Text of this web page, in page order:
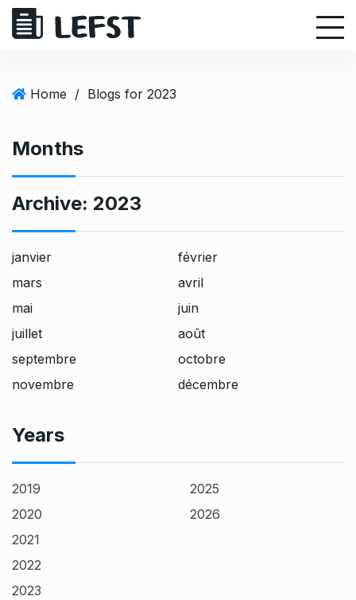
Home / Blogs for 2023
Months
Archive: 2023
janvier
février
mars
avril
mai
juin
juillet
août
septembre
octobre
novembre
décembre
Years
2019
2020
2021
2022
2023
2025
2026